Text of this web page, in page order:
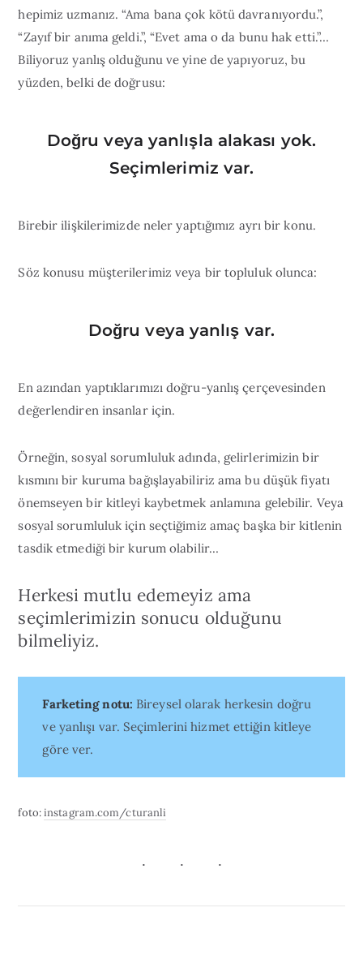
hepimiz uzmanız. “Ama bana çok kötü davranıyordu.”,
“Zayıf bir anıma geldi.”, “Evet ama o da bunu hak etti.”…
Biliyoruz yanlış olduğunu ve yine de yapıyoruz, bu
yüzden, belki de doğrusu:
Doğru veya yanlışla alakası yok.
Seçimlerimiz var.
Birebir ilişkilerimizde neler yaptığımız ayrı bir konu.
Söz konusu müşterilerimiz veya bir topluluk olunca:
Doğru veya yanlış var.
En azından yaptıklarımızı doğru-yanlış çerçevesinden
değerlendiren insanlar için.
Örneğin, sosyal sorumluluk adında, gelirlerimizin bir
kısmını bir kuruma bağışlayabiliriz ama bu düşük fiyatı
önemseyen bir kitleyi kaybetmek anlamına gelebilir. Veya
sosyal sorumluluk için seçtiğimiz amaç başka bir kitlenin
tasdik etmediği bir kurum olabilir…
Herkesi mutlu edemeyiz ama
seçimlerimizin sonucu olduğunu
bilmeliyiz.
Farketing notu: Bireysel olarak herkesin doğru
ve yanlışı var. Seçimlerini hizmet ettiğin kitleye
göre ver.
foto:instagram.com/cturanli